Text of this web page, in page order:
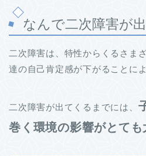
なんで二次障害が
二次障害は、特性からくるさま
達の自己肯定感が下がることに
二次障害が出てくるまでには、
巻く環境の影響がとても